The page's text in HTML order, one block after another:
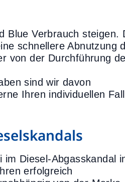
Blue Verbrauch steigen.
schnellere Abnutzung
von der Durchführung
sind wir davon
Ihren individuellen Fall
Diesel-Abgasskandal
erfolgreich